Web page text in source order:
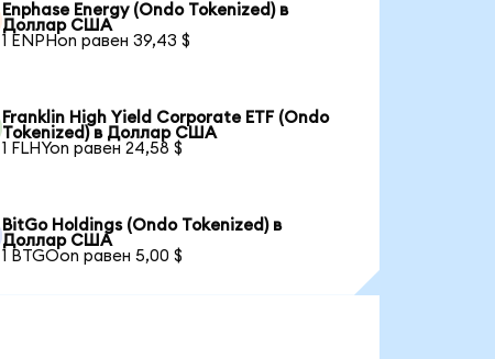
Enphase Energy (Ondo Tokenized) в
Доллар США
1 ENPHon равен 39,43 $
Franklin High Yield Corporate ETF (Ondo
Tokenized) в Доллар США
1 FLHYon равен 24,58 $
BitGo Holdings (Ondo Tokenized) в
Доллар США
1 BTGOon равен 5,00 $